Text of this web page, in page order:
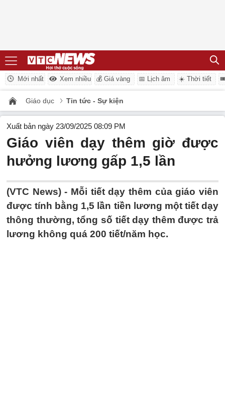
Mới nhất Xem nhiều 💰 Giá vàng 📅 Lịch âm ☀️ Thời tiết
Giáo dục Tin tức - Sự kiện
Xuất bản ngày 23/09/2025 08:09 PM
Giáo viên dạy thêm giờ được
hưởng lương gấp 1,5 lần
(VTC News) - Mỗi tiết dạy thêm của giáo viên
được tính bằng 1,5 lần tiền lương một tiết dạy
thông thường, tổng số tiết dạy thêm được trả
lương không quá 200 tiết/năm học.